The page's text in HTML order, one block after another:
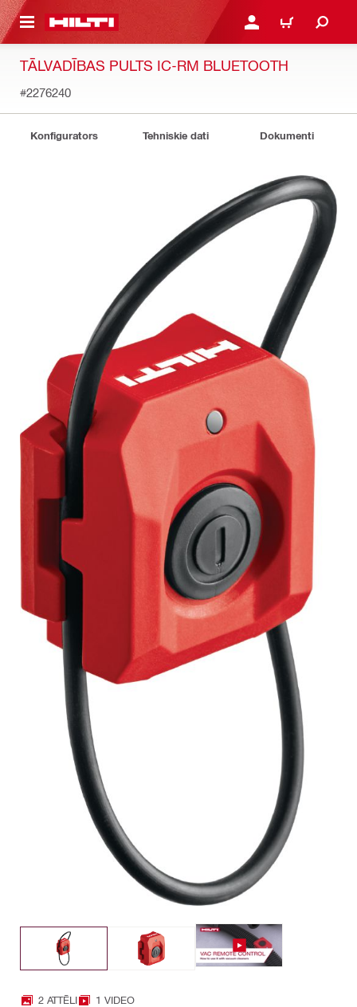
SATURU PIESLĒGTIES VAI
IEPIRKŠANĀS
TĀLVADĪBAS PULTS IC-RM BLUETOOTH
#2276240
Konfigurators Tehniskie dati Dokumenti
2 ATTĒLI 1 VIDEO